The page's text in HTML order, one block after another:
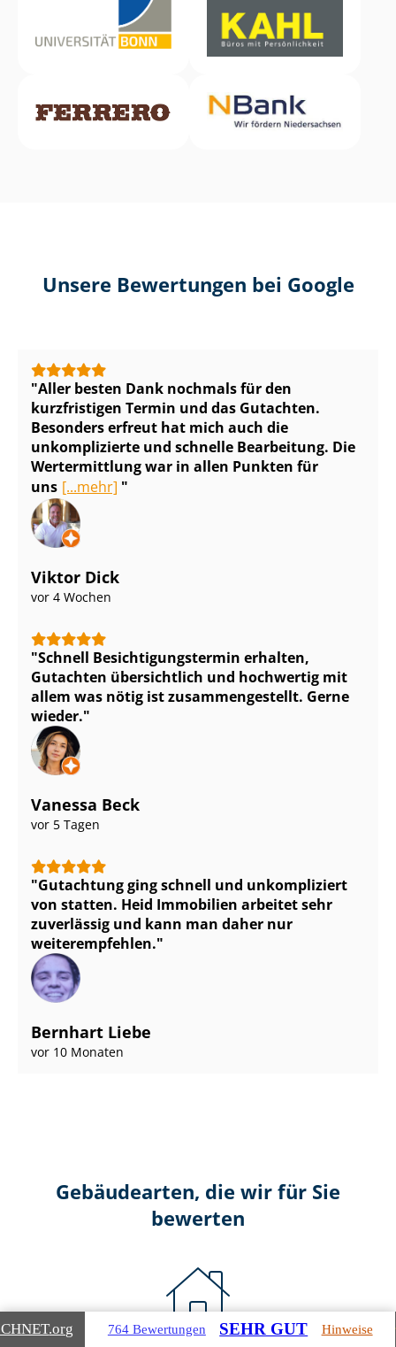
Unsere Bewertungen bei Google
Aller besten Dank nochmals für den
kurzfristigen Termin und das Gutachten.
Besonders erfreut hat mich auch die
unkomplizierte und schnelle Bearbeitung. Die
Wertermittlung war in allen Punkten für
uns [...mehr]
Viktor Dick
vor 4 Wochen
Schnell Be­sich­ti­gungs­ter­min erhalten,
Gutachten übersichtlich und hochwertig mit
allem was nötig ist zu­sam­men­ge­stellt. Gerne
wieder.
Vanessa Beck
vor 5 Tagen
Gutachtung ging schnell und unkompliziert
von statten. Heid Immobilien arbeitet sehr
zuverlässig und kann man daher nur
weiterempfehlen.
Bernhart Liebe
vor 10 Monaten
Gebäudearten, die wir für Sie
bewerten
.org 764 Bewertungen SEHR GUT Hinweise